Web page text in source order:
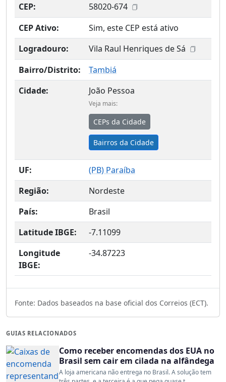
CEP:
58020-674
CEP Ativo:
Sim, este CEP está ativo
Logradouro:
Vila Raul Henriques de Sá
Bairro/Distrito:
Tambiá
Cidade:
João Pessoa
Veja mais:
CEPs da Cidade
Bairros da Cidade
UF: (PB) Paraíba
Região:
Nordeste
País:
Brasil
Latitude IBGE:
-7.11099
Longitude
IBGE:
-34.87223
Fonte: Dados baseados na base oficial dos Correios (ECT).
GUIAS RELACIONADOS
Como receber encomendas dos EUA no
Brasil sem cair em cilada na alfândega
A loja americana não entrega no Brasil. A solução tem